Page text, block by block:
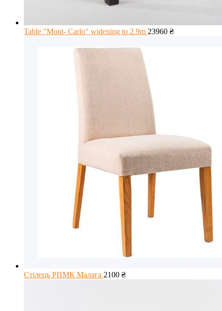
Table "Mont- Carlo" widening to 2.9m 23960 ₴
Стілець РПМК Малага 2100 ₴